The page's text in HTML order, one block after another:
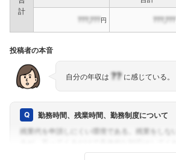
計
???,???円 ???,???
投稿者の本音
自分の年収は ??に感じている。
勤務時間、残業時間、勤務制度について